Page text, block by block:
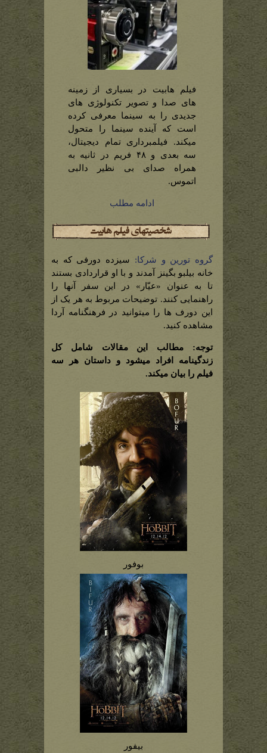
فیلم هابیت در بسیاری از زمینه
های صدا و تصویر تکنولوژی های
جدیدی را به سینما معرفی کرده
است که آینده سینما را متحول
میکند. فیلمبرداری تمام دیجیتال،
سه بعدی و ۴۸ فریم در ثانیه به
همراه صدای بی نظیر دالبی
اتموس.
ادامه مطلب
گروه تورین و شرکا: سیزده دورفی که به
خانه بیلبو بگینز آمدند و با او قراردادی بستند
تا به عنوان «عیّار» در این سفر آنها را
راهنمایی کنند. توضیحات مربوط به هر یک از
این دورف ها را میتوانید در فرهنگنامه آردا
مشاهده کنید.
توجه: مطالب این مقالات شامل کل
زندگینامه افراد میشود و داستان هر سه
فیلم را بیان میکند.
بوفور
بیفور